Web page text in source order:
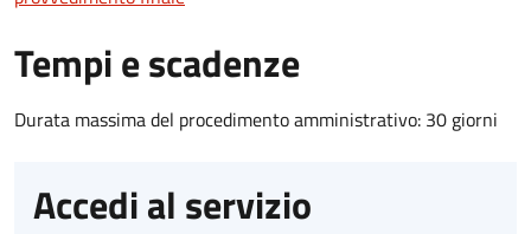
Tempi e scadenze
Durata massima del procedimento amministrativo: 30 giorni
Accedi al servizio